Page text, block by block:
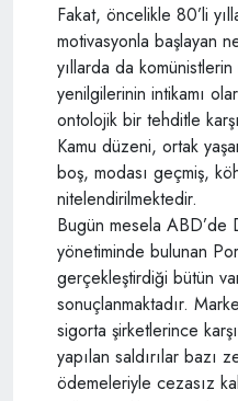
Fakat, öncelikle 80’li
motivasyonla başlayan
yıllarda da
yenilgilerinin intikamı
ontolojik bir tehditle karşı
Kamu düzeni, ortak
boş, modası geçmiş,
nitelendirilmektedir.
Bugün mesela ABD’de
yönetiminde bulunan
gerçekleştirdiği bütün
sonuçlanmaktadır.
sigorta şirketlerince
yapılan saldırılar bazı
ödemeleriyle cezasız